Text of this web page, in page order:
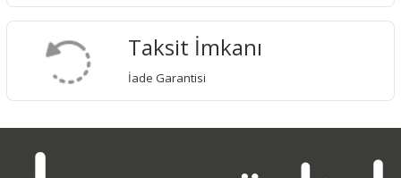
Taksit İmkanı
İade Garantisi